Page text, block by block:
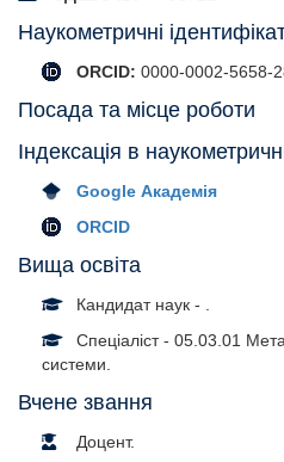
Наукометричні
ORCID: 0000-0002-5658-
Посада та місце роботи
Індексація в
Google Академія
ORCID
Вища освіта
Кандидат наук - .
Спеціаліст - 05.03.01
системи.
Вчене звання
Доцент.